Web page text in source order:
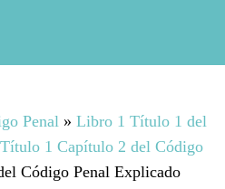
Penal » Libro 1 Título 1 del
1 Capítulo 2 del Código
Código Penal Explicado